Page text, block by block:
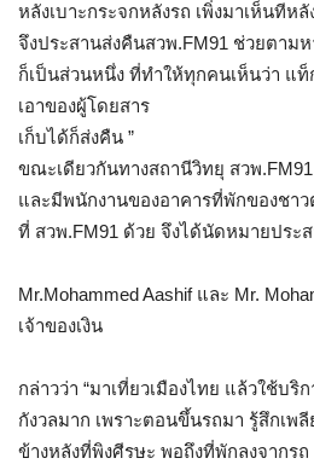
หลังเบาะกระจกหลังรถ เพิ่งมาเห็นทีห
จึงประสานส่งคืนสวพ.FM91 ช่วยตาม
ก็เป็นส่วนหนึ่ง ที่ทำให้ทุกคนเห็นว่า แ
เอาของผู้โดยสาร
เก็บได้ก็ส่งคืน ”
ขณะเดียวกันทางสถานีวิทยุ สวพ
และมีพนักงานของอาคารที่พักของชา
ที่ สวพ.FM91 ด้วย จึงได้นัดหมายประ
Mr.Mohammed Aashif และ Mr.
เจ้าของเงิน
กล่าวว่า “มาเที่ยวเมืองไทย แล้วใช้บริ
กังวลมาก เพราะตอนขึ้นรถมา รู้สึกเพลี
ข้างหลังที่พิงศีรษะ พอถึงที่พักลงจากร